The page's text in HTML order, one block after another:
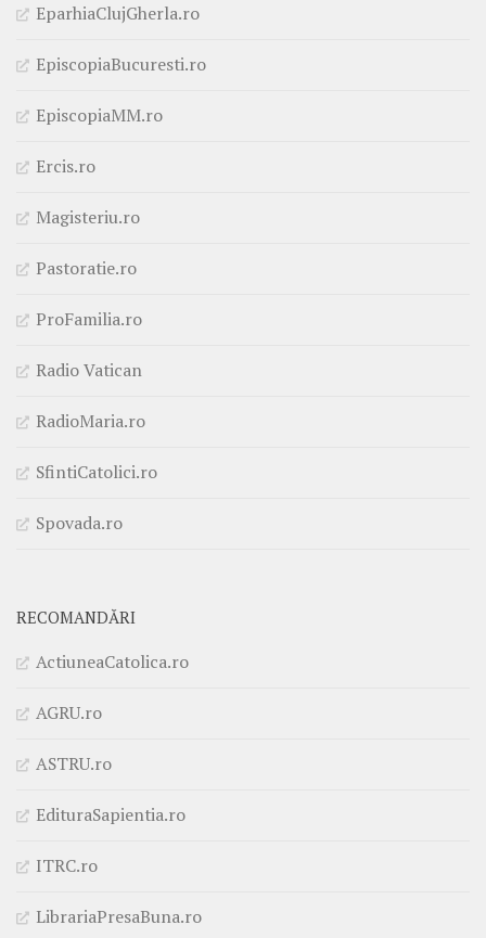
EparhiaClujGherla.ro
EpiscopiaBucuresti.ro
EpiscopiaMM.ro
Ercis.ro
Magisteriu.ro
Pastoratie.ro
ProFamilia.ro
Radio Vatican
RadioMaria.ro
SfintiCatolici.ro
Spovada.ro
RECOMANDĂRI
ActiuneaCatolica.ro
AGRU.ro
ASTRU.ro
EdituraSapientia.ro
ITRC.ro
LibrariaPresaBuna.ro